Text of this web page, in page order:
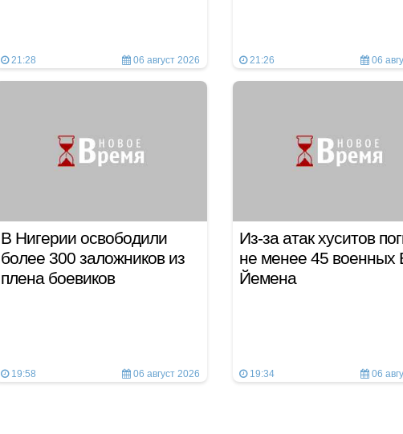
21:28 06 август 2026 21:26 06
В Нигерии освободили
более 300 заложников из
плена боевиков
19:58 06 август 2026
Из-за атак хуситов
не менее 45 военных
Йемена
19:34 06